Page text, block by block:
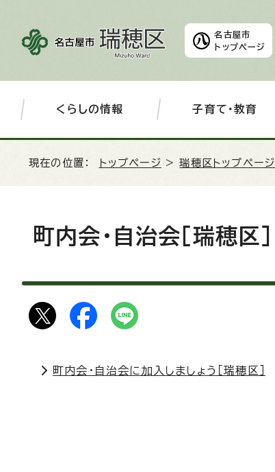
名古屋市
トップページ
くらしの情報 子育て・教育
現在の位置： トップページ >瑞穂区トップページ
町内会・自治会［瑞穂区］
町内会・自治会に加入しましょう［瑞穂区］